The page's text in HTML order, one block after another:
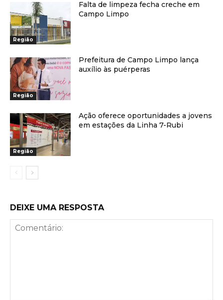
Região
Falta de limpeza fecha creche em
Campo Limpo
Região
Prefeitura de Campo Limpo lança
auxílio às puérperas
Região
Ação oferece oportunidades a jovens
em estações da Linha 7-Rubi
DEIXE UMA RESPOSTA